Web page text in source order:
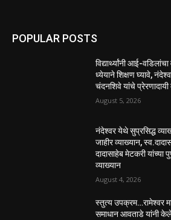
POPULAR POSTS
विद्यार्थ्यांनी आई-
ध्येयाने शिक्षण घ्यावे,
चंदनशिवे यांचे प्रेरणादायी
August 5, 2026
नंदेश्वर येथे सुप्रसिद्ध
जाहीर व्याख्यान,
दादासाहेब मेटकरी यांच्या
व्याख्यान
August 4, 2026
स्तुत्य उपक्रम…रामेश्वर
समाधान आवताडे यांनी